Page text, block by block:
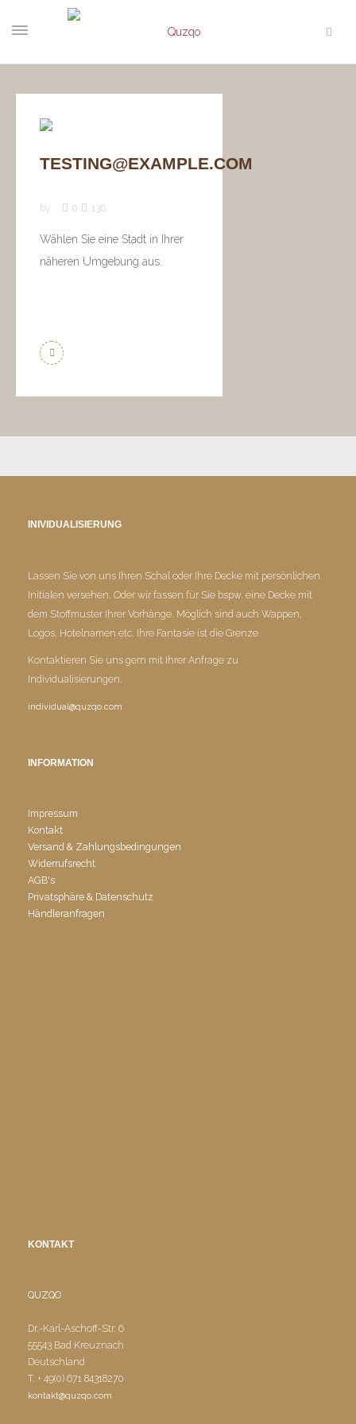
TESTING@EXAMPLE.COM
by 0 136
Wählen Sie eine Stadt in Ihrer
näheren Umgebung aus.
INIVIDUALISIERUNG
Lassen Sie von uns Ihren Schal oder Ihre Decke mit persönlichen
Initialen versehen. Oder wir fassen für Sie bspw. eine Decke mit
dem Stoffmuster Ihrer Vorhänge. Möglich sind auch Wappen,
Logos, Hotelnamen etc. Ihre Fantasie ist die Grenze.
Kontaktieren Sie uns gern mit Ihrer Anfrage zu
Individualisierungen.
individual@quzqo.com
INFORMATION
Impressum
Kontakt
Versand & Zahlungsbedingungen
Widerrufsrecht
AGB's
Privatsphäre & Datenschutz
Händleranfragen
KONTAKT
QUZQO
Dr.-Karl-Aschoff-Str. 6
55543 Bad Kreuznach
Deutschland
T. + 49(0) 671 84318270
kontakt@quzqo.com